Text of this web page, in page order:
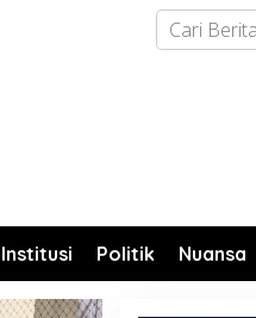
Institusi Politik Nuansa